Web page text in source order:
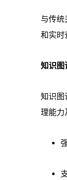
与传统
和实时
知识图
知识图
理能力